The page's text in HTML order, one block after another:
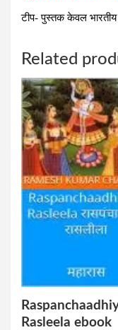
टीप- पुस्‍तक केवल
Related
Rasleela ebook